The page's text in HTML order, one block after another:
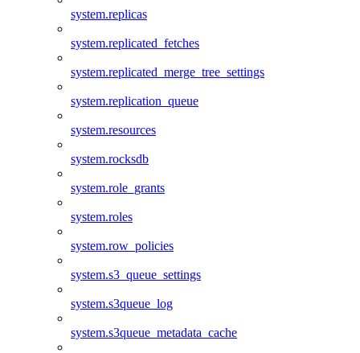
system.replicas
system.replicated_fetches
system.replicated_merge_tree_settings
system.replication_queue
system.resources
system.rocksdb
system.role_grants
system.roles
system.row_policies
system.s3_queue_settings
system.s3queue_log
system.s3queue_metadata_cache